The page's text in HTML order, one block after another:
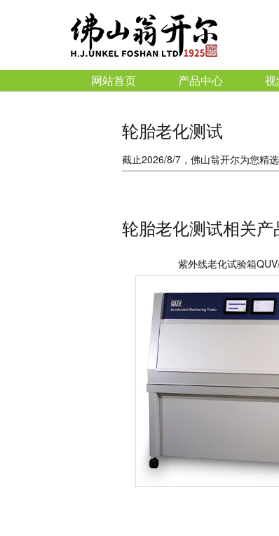
网站首页 产品中心 视
轮胎老化测试
截止2026/8/7，佛山翁开尔为您精
轮胎老化测试相关产
紫外线老化试验箱